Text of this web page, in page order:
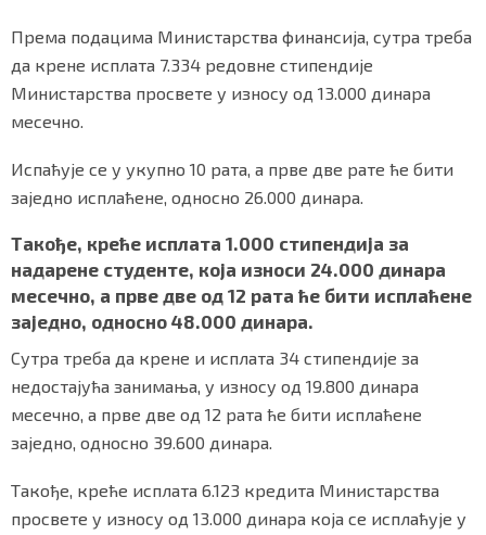
Према подацима Министарства финансија, сутра треба
да крене исплата 7.334 редовне стипендије
Министарства просвете у износу од 13.000 динара
месечно.
Испаћује се у укупно 10 рата, а прве две рате ће бити
заједно исплаћене, односно 26.000 динара.
Такође, креће исплата 1.000 стипендија за
надарене студенте, која износи 24.000 динара
месечно, а прве две од 12 рата ће бити исплаћене
заједно, односно 48.000 динара.
Сутра треба да крене и исплата 34 стипендије за
недостајућа занимања, у износу од 19.800 динара
месечно, а прве две од 12 рата ће бити исплаћене
заједно, односно 39.600 динара.
Такође, креће исплата 6.123 кредита Министарства
просвете у износу од 13.000 динара која се исплаћује у
ПРАТИТЕ НАС
Маркетинг|Услови коришћења|Политика
ПРЕУЗМИТЕ НАШУ АПЛИКАЦИЈУ